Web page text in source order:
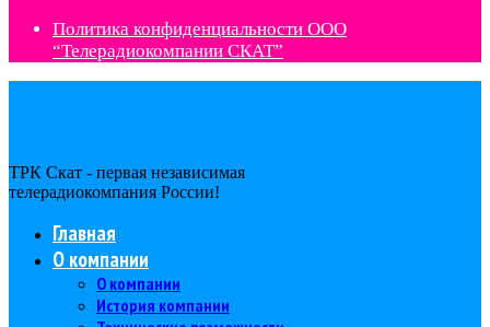
Политика конфиденциальности ООО
“Телерадиокомпании СКАТ”
ТРК Скат - первая независимая
телерадиокомпания Роcсии!
Главная
О компании
О компании
История компании